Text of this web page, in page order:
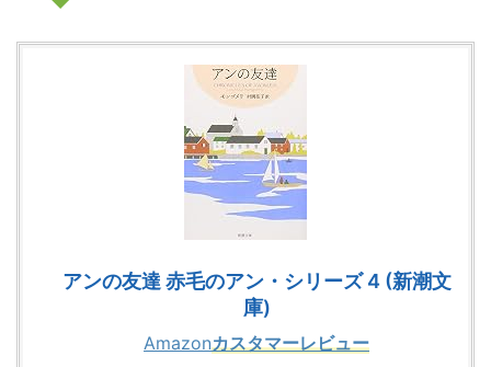
アンの友達 赤毛のアン・シリーズ 4 (新潮文
庫)
Amazonカスタマーレビュー